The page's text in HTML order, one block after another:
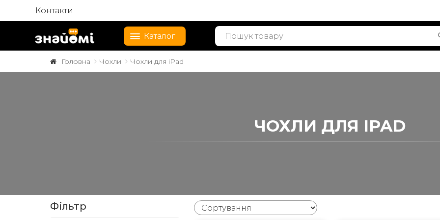
Контакти
Каталог
Головна Чохли Чохли для iPad
ЧОХЛИ ДЛЯ IPAD
Фільтр